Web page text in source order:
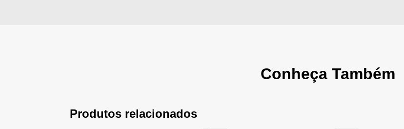
Conheça Também
Produtos relacionados